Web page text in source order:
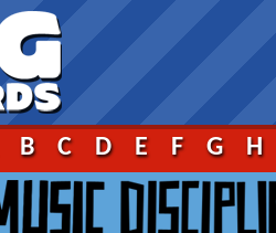
B C D E F G H